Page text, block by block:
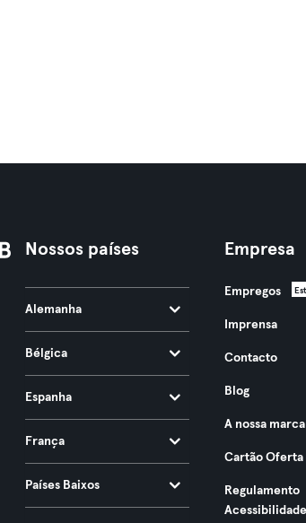
Nossos países
Alemanha
Bélgica
Espanha
França
Países Baixos
Empresa
Empregos
Imprensa
Contacto
Blog
A nossa marca
Cartão Oferta
Regulamento